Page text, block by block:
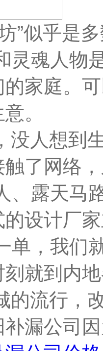
乎是多
灵魂人物
家庭。
。
想到生
了网络
、露天马
设计厂
单，我们
就到内
行，改
漏公司